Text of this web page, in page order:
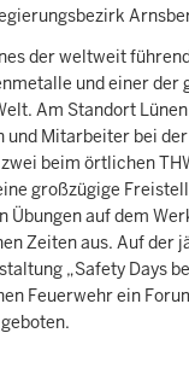
der weltweit
und einer der
Am Standort
und Mitarbeiter bei
beim örtlichen
großzügige
Übungen auf dem
Zeiten aus. Auf der
„Safety Days
Feuerwehr ein